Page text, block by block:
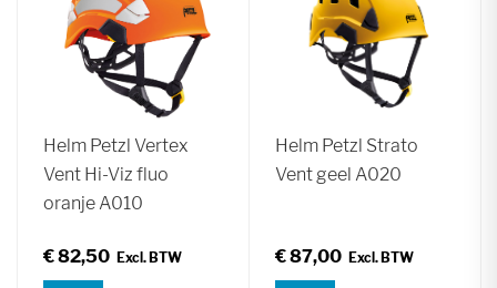
Helm Petzl Vertex
Vent Hi-Viz fluo
oranje A010
€ 82,50
Helm Petzl Strato
Vent geel A020
€ 87,00